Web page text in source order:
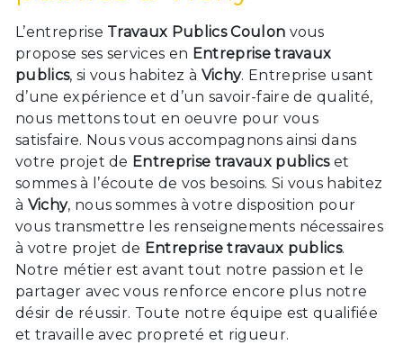
L’entreprise Travaux Publics Coulon vous
propose ses services en Entreprise travaux
publics, si vous habitez à Vichy. Entreprise usant
d’une expérience et d’un savoir-faire de qualité,
nous mettons tout en oeuvre pour vous
satisfaire. Nous vous accompagnons ainsi dans
votre projet de Entreprise travaux publicset
sommes à l’écoute de vos besoins. Si vous habitez
à Vichy, nous sommes à votre disposition pour
vous transmettre les renseignements nécessaires
à votre projet de Entreprise travaux publics.
Notre métier est avant tout notre passion et le
partager avec vous renforce encore plus notre
désir de réussir. Toute notre équipe est qualifiée
et travaille avec propreté et rigueur.